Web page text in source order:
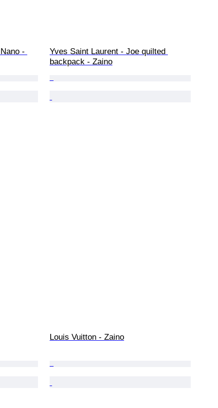
-
Yves Saint Laurent - Joe quilted
backpack - Zaino
Louis Vuitton - Zaino